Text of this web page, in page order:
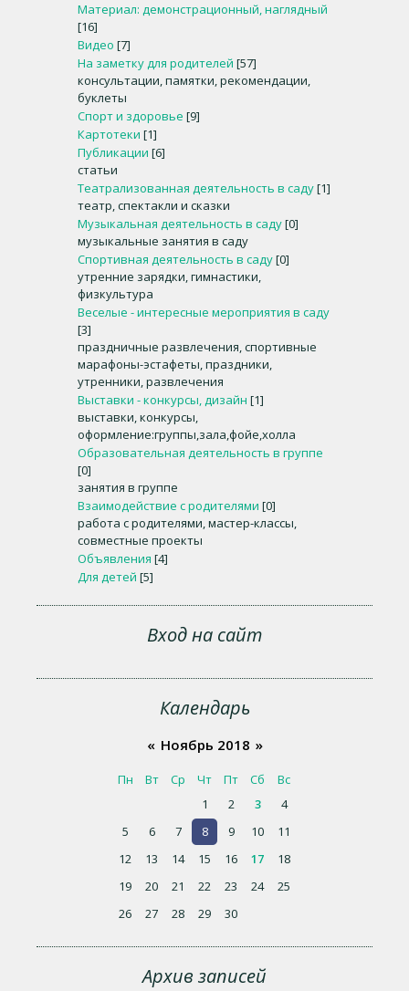
Материал: демонстрационный, наглядный
[16]
Видео [7]
На заметку для родителей [57]
консультации, памятки, рекомендации,
буклеты
Спорт и здоровье [9]
Картотеки [1]
Публикации [6]
статьи
Театрализованная деятельность в саду[1]
театр, спектакли и сказки
Музыкальная деятельность в саду[0]
музыкальные занятия в саду
Спортивная деятельность в саду[0]
утренние зарядки, гимнастики,
физкультура
Веселые - интересные мероприятия в саду
[3]
праздничные развлечения, спортивные
марафоны-эстафеты, праздники,
утренники, развлечения
Выставки - конкурсы, дизайн [1]
выставки, конкурсы,
оформление:группы,зала,фойе,холла
Образовательная деятельность в группе
[0]
занятия в группе
Взаимодействие с родителями [0]
работа с родителями, мастер-классы,
совместные проекты
Объявления [4]
Для детей [5]
Вход на сайт
Календарь
« Ноябрь 2018 »
Пн Вт Ср Чт Пт Сб
Вс
1
2 3
4
5
6 7 8 9 10
11
12
13 14 15 16 17
18
19
20 21 22 23 24
25
26
27 28 29 30
Архив записей